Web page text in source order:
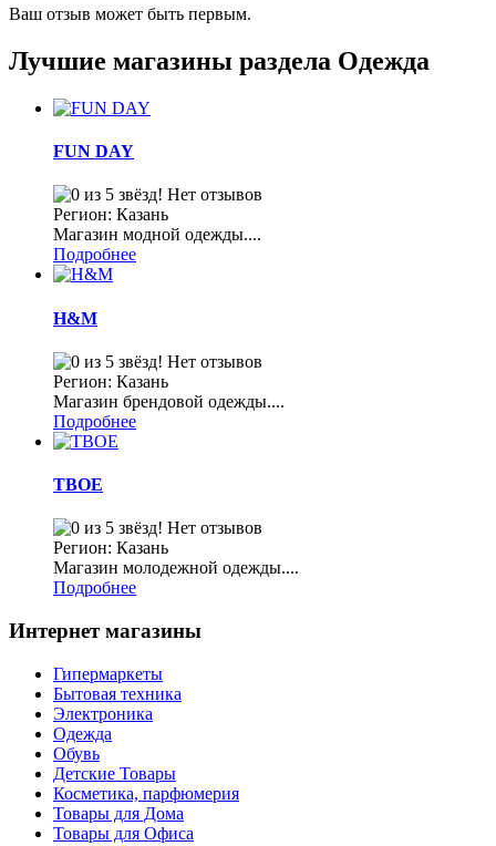
Ваш отзыв может быть первым.
Лучшие магазины раздела Одежда
FUN DAY
Нет отзывов
Регион: Казань
Магазин модной одежды....
Подробнее
H&M
Нет отзывов
Регион: Казань
Магазин брендовой одежды....
Подробнее
ТВОЕ
Нет отзывов
Регион: Казань
Магазин молодежной одежды....
Подробнее
Интернет магазины
Гипермаркеты
Бытовая техника
Электроника
Одежда
Обувь
Детские Товары
Косметика, парфюмерия
Товары для Дома
Товары для Офиса